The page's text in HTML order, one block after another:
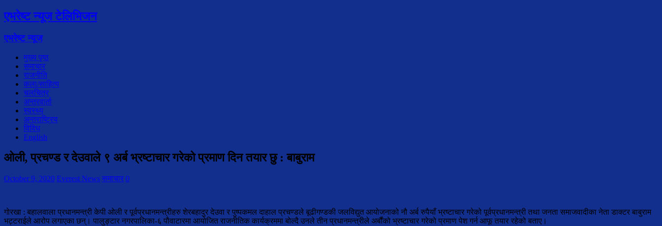
एभरेष्ट न्यूज टेलिभिजन
एभरेष्ट न्यूज
मुख्य पृष्ठ
समाचार
राजनीति
कला/साहित्य
चलचित्र
अन्तरवार्ता
स्वस्थ्य
अन्तराष्ट्रिय
विविध
English
ओली, प्रचण्ड र देउवाले ९ अर्ब भ्रष्टाचार गरेको प्रमाण दिन तयार छु : बाबुराम
October 9, 2020 Everest News समाचार 0
गोरखा : बहालवाला प्रधानमन्त्री केपी ओली र पूर्वप्रधानमन्त्रीहरु शेरबहादुर देउवा र पुष्पकमल दाहाल प्रचण्डले बूढीगण्डकी जलविद्युत आयोजनाको नौ अर्ब रुपैयाँ भ्रष्टाचार गरेको पूर्वप्रधानमन्त्री तथा जनता समाजवादीका नेता डाक्टर बाबुराम
भट्टराईले आरोप लगाएका छन्। पालुङ्टार नगरपालिका-६ पौवाटारमा आयोजित राजनीतिक कार्यक्रममा बोल्दै उनले तीन प्रधानमन्त्रीले अर्बौंको भ्रष्टाचार गरेको प्रमाण पेश गर्न आफू तयार रहेको बताए।